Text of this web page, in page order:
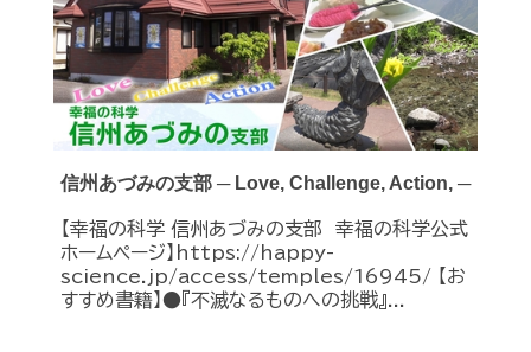
信州あづみの支部 ─ Love, Challenge, Action, ─
【幸福の科学 信州あづみの支部 幸福の科学公式
ホームページ】https://happy-
science.jp/access/temples/16945/ 【お
すすめ書籍】●『不滅なるものへの挑戦』...